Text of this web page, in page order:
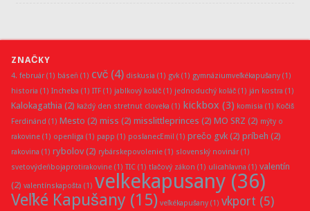
ZNAČKY
4. február(1) báseň (1) cvč(4) diskusia (1) gvk(1) gymnáziumveľkékapušany(1)
historia (1) Incheba (1) ITF(1) jablkový koláč(1) jednoduchý koláč(1) ján kostra (1)
Kalokagathia (2) každý den stretnut cloveka (1) kickbox (3) komisia (1) Kočiš
Ferdinánd (1) Mesto (2) miss (2) misslittleprinces (2) MO SRZ (2) mýty o
rakovine(1) openliga (1) papp (1) poslanecEmil (1) prečo gvk(2) príbeh (2)
rakovina (1) rybolov(2) rybárskepovolenie(1) slovenský novinár(1)
svetovýdeňbojaprotirakovine(1) TIC(1) tlačový zákon (1) ulicahlavna (1) valentín
(2) valentínskapošta (1) velkekapusany(36)
Veľké Kapušany (15) veľkékapušany(1) vkport (5)